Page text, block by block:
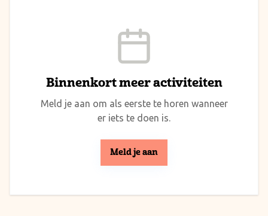
Binnenkort meer activiteiten
Meld je aan om als eerste te horen wanneer
er iets te doen is.
Meld je aan